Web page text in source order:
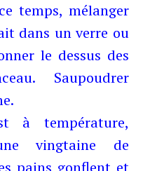
temps, mélanger
dans un verre ou
le dessus des
Saupoudrer
à température,
vingtaine de
pains gonflent et